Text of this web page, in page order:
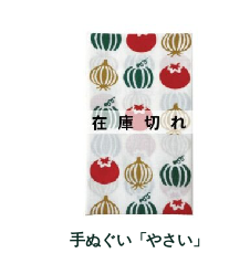
手ぬぐい「やさい」